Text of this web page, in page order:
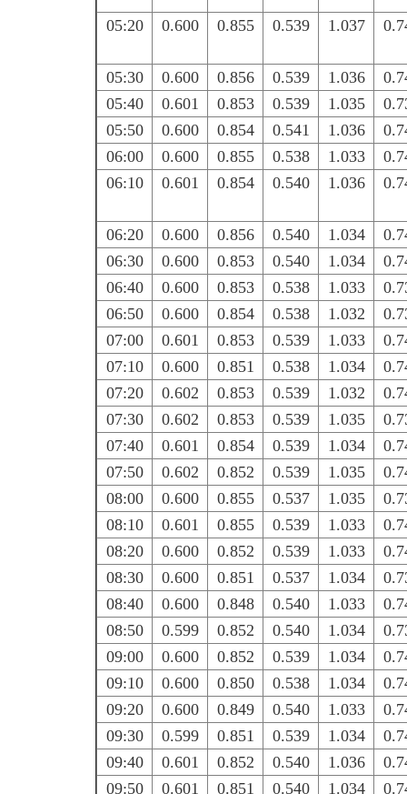
05:20 0.600 0.855 0.539 1.037
05:30 0.600 0.856 0.539 1.036
05:40
0.601 0.853 0.539 1.035
05:50
0.600 0.854 0.541 1.036
06:00
0.600 0.855 0.538 1.033
06:10
0.601 0.854 0.540 1.036
06:20 0.600 0.856 0.540 1.034
06:30
0.600 0.853 0.540 1.034
06:40
0.600 0.853 0.538 1.033
06:50
0.600 0.854 0.538 1.032
07:00
0.601 0.853 0.539 1.033
07:10
0.600 0.851 0.538 1.034
07:20
0.602 0.853 0.539 1.032
07:30
0.602 0.853 0.539 1.035
07:40
0.601 0.854 0.539 1.034
07:50
0.602 0.852 0.539 1.035
08:00
0.600 0.855 0.537 1.035
08:10
0.601 0.855 0.539 1.033
08:20
0.600 0.852 0.539 1.033
08:30
0.600 0.851 0.537 1.034
08:40
0.600 0.848 0.540 1.033
08:50
0.599 0.852 0.540 1.034
09:00
0.600 0.852 0.539 1.034
09:10
0.600 0.850 0.538 1.034
09:20
0.600 0.849 0.540 1.033
09:30
0.599 0.851 0.539 1.034
09:40
0.601 0.852 0.540 1.036
09:50
0.601 0.851 0.540 1.034